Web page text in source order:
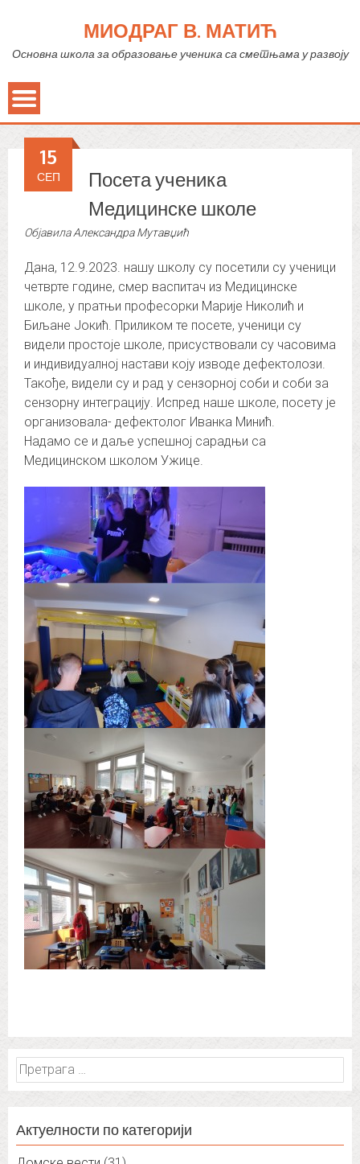
МИОДРАГ В. МАТИЋ
Основна школа за образовање ученика са сметњама у развоју
Посета ученика
Медицинске школе
15
СЕП
ОбјавилаАлександра Мутавџић
Дана, 12.9.2023. нашу школу су посетили су ученици
четврте године, смер васпитач из Медицинске
школе, у пратњи професорки Марије Николић и
Биљане Јокић. Приликом те посете, ученици су
видели простоје школе, присуствовали су часовима
и индивидуалној настави коју изводе дефектолози.
Такође, видели су и рад у сензорној соби и соби за
сензорну интеграцију. Испред наше школе, посету је
организовала- дефектолог Иванка Минић.
Надамо се и даље успешној сарадњи са
Медицинском школом Ужице.
Претрага
за:
Актуелности по категорији